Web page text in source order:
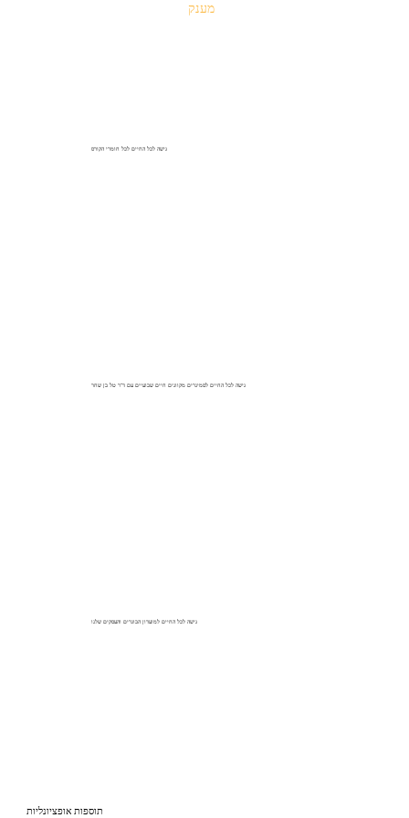
מענק
גישה לכל החיים לכל חומרי הקורס
גישה לכל החיים לסמינרים מקוונים חיים שבועיים עם ד"ר טל בן שחר
גישה לכל החיים למועדון הבוגרים והעסקים שלנו
תוספותאופציונליות